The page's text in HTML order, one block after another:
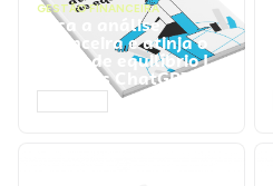
GESTÃO FINANCEIRA
Faça a análise
financeira e atinja o
ponto de equilíbrio |
Prompts ChatGPT